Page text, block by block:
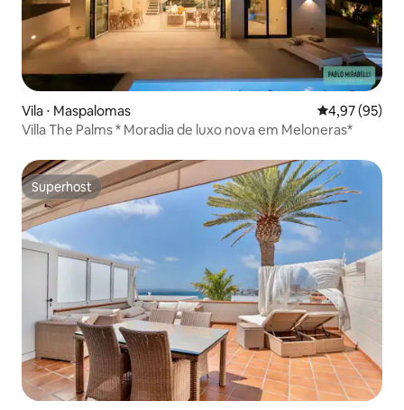
Vila ⋅ Maspalomas 4,97 de uma
4,97 (95)
Villa The Palms * Moradia de luxo nova em Meloneras*
Superhost
Superhost